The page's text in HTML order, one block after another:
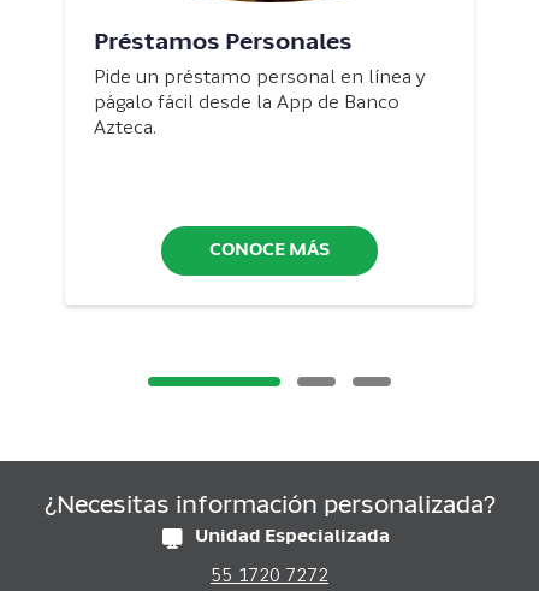
Préstamos Personales
Pide un préstamo personal en línea y
págalo fácil desde la App de Banco
Azteca.
CONOCE MÁS
¿Necesitas información personalizada?
Unidad Especializada
55 1720 7272